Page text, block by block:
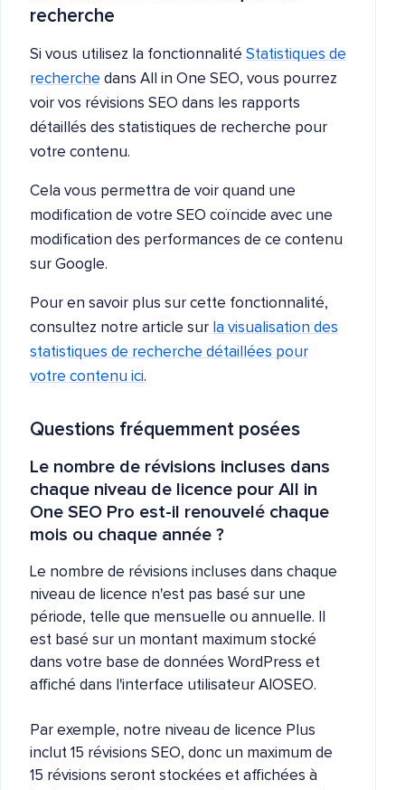
recherche
Si vous utilisez la fonctionnalité Statistiques de
recherche dans All in One SEO, vous pourrez
voir vos révisions SEO dans les rapports
détaillés des statistiques de recherche pour
votre contenu.
Cela vous permettra de voir quand une
modification de votre SEO coïncide avec une
modification des performances de ce contenu
sur Google.
Pour en savoir plus sur cette fonctionnalité,
consultez notre article sur la visualisation des
statistiques de recherche détaillées pour
votre contenu ici.
Questions fréquemment posées
Le nombre de révisions incluses dans
chaque niveau de licence pour All in
One SEO Pro est-il renouvelé chaque
mois ou chaque année ?
Le nombre de révisions incluses dans chaque
niveau de licence n'est pas basé sur une
période, telle que mensuelle ou annuelle. Il
est basé sur un montant maximum stocké
dans votre base de données WordPress et
affiché dans l'interface utilisateur AIOSEO.
Par exemple, notre niveau de licence Plus
inclut 15 révisions SEO, donc un maximum de
15 révisions seront stockées et affichées à